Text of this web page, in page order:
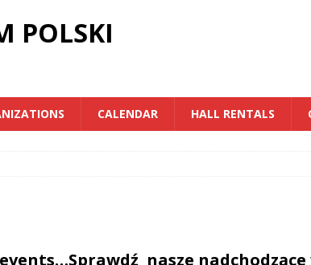
POLSKI
CALENDAR HALL RENTALS
nasze